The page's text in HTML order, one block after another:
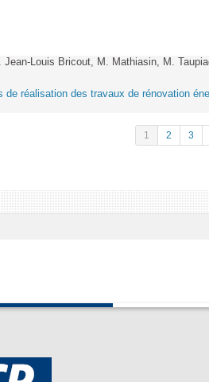
Jean-Louis Bricout, M. Mathiasin, M.
de réalisation des travaux de rénovation
1 2 3